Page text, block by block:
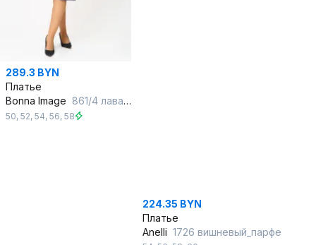
289.3 BYN
Платье
Bonna Image 861/4 лавандовый
50, 52, 54, 56, 58
224.35 BYN
Платье
Anelli 1726 вишневый_парфе